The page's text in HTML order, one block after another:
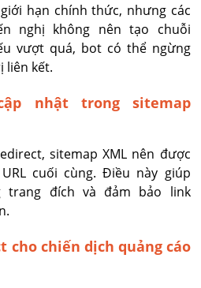
hạn chính thức, nhưng các
nghị không nên tạo chuỗi
vượt quá, bot có thể ngừng
liên kết.
nhật trong sitemap
sitemap XML nên được
cuối cùng. Điều này giúp
trang đích và đảm bảo link
cho chiến dịch quảng cáo